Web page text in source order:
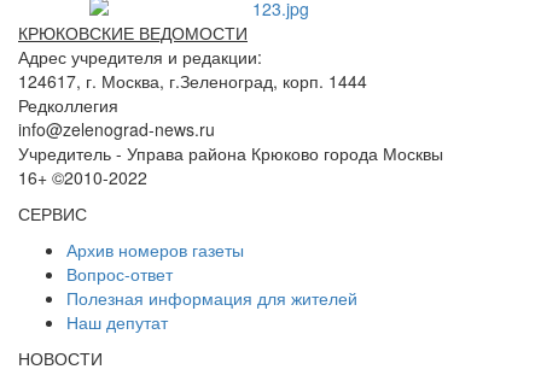
КРЮКОВСКИЕ ВЕДОМОСТИ
Адрес учредителя и редакции:
124617, г. Москва, г.Зеленоград, корп. 1444
Редколлегия
info@zelenograd-news.ru
Учредитель - Управа района Крюково города Москвы
16+ ©2010-2022
СЕРВИС
Архив номеров газеты
Вопрос-ответ
Полезная информация для жителей
Наш депутат
НОВОСТИ